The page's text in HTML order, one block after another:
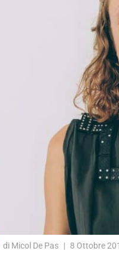
di Micol De Pas 8 Ottobre